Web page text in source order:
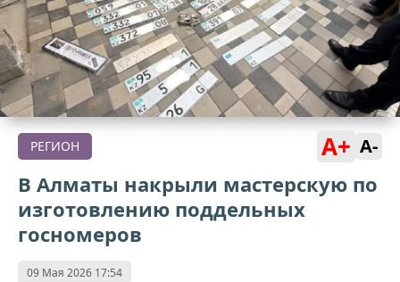
РЕГИОН A+ A-
В Алматы накрыли мастерскую по
изготовлению поддельных
госномеров
09 Мая 2026 17:54